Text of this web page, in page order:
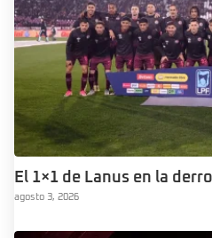
El 1×1 de Lanus en la
agosto 3, 2026